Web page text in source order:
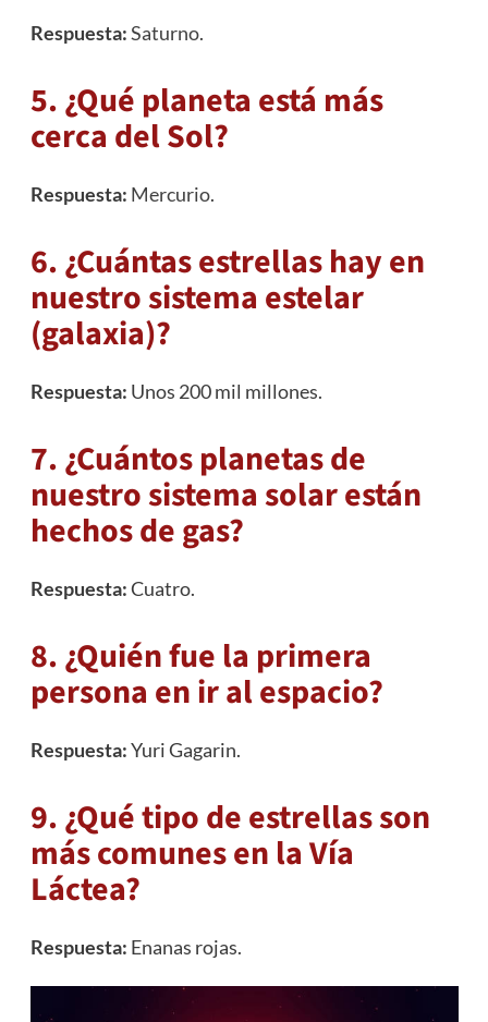
Respuesta:Saturno.
5. ¿Qué planeta está más
cerca del Sol?
Respuesta: Mercurio.
6. ¿Cuántas estrellas hay en
nuestro sistema estelar
(galaxia)?
Respuesta: Unos 200 mil millones.
7. ¿Cuántos planetas de
nuestro sistema solar están
hechos de gas?
Respuesta:Cuatro.
8. ¿Quién fue la primera
persona en ir al espacio?
Respuesta:Yuri Gagarin.
9. ¿Qué tipo de estrellas son
más comunes en la Vía
Láctea?
Respuesta: Enanas rojas.